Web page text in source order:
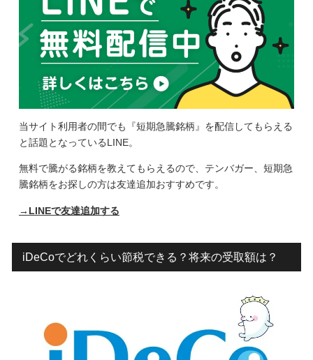
当サイト利用者の間でも『短期急騰銘柄』を配信してもらえる
と話題となっているLINE。
無料で騰がる銘柄を教えてもらえるので、テンバガー、短期急
騰銘柄をお探しの方は友達追加おすすめです。
→LINEで友達追加する
iDeCoでどれくらい節税できる？将来の受取額は？